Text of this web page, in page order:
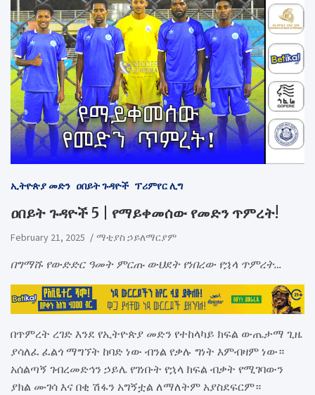
ኢትዮጵያ መድን ዐበይት ጉዳዮች ፕሪምየር ሊግ
ዐበይት ጉዳዮች 5 | የማይቀመሰው የመድን ጥምረት!
February 21, 2025 ማቲያስ ኃይለማርያም
በግማሹ የውድድር ዓመት ምርጡ ውህደት የነበረው የኋላ ጥምረት…
በጥምረት ረገድ እንደ የኢትዮጵያ መድን የተከላካይ ክፍል ውጤታማ ጊዜ
ያሳለፈ ፈልጎ ማግኘት ከባድ ነው ብንል የቃሉ ግነት እምብዛም ነው።
አሰልጣኝ ገብረመድኅን ኃይሌ የገነቡት የኋላ ክፍል ብቃት የሚገባውን
ያክል ሙገሳ እና በቂ ሽፋን አግኝቷል ለማለትም አያስደፍርም።